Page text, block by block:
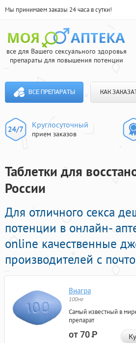
Мы принимаем заказы 24 часа в сутки!
все для Вашего сексуального здоровья
препараты для повышения потенции
ВСЕ ПРЕПАРАТЫ КАК
Круглосуточный
прием заказов
Таблетки для
России
Для отличного секса
потенции в онлайн-
online качественные
производителей с
Виагра
100мг
Самый известный в
препарат
от 70Р